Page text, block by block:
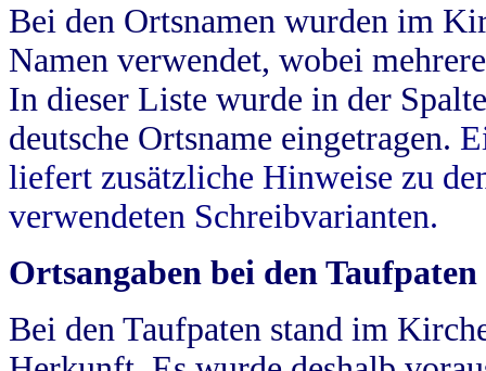
Bei den Ortsnamen wurden im
Namen verwendet, wobei
In dieser Liste wurde in der
deutsche Ortsname eingetragen.
liefert zusätzliche Hinweise zu
verwendeten Schreibvarianten.
Ortsangaben bei den Taufpaten
Bei den Taufpaten stand im